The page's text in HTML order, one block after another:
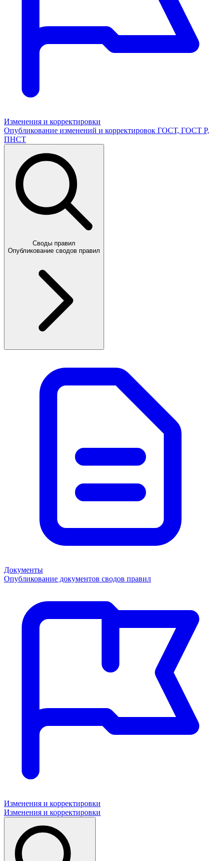
Изменения и корректировки
Опубликование изменений и корректировок ГОСТ, ГОСТ Р,
ПНСТ
Своды правил
Опубликование сводов правил
Документы
Опубликование документов сводов правил
Изменения и корректировки
Изменения и корректировки